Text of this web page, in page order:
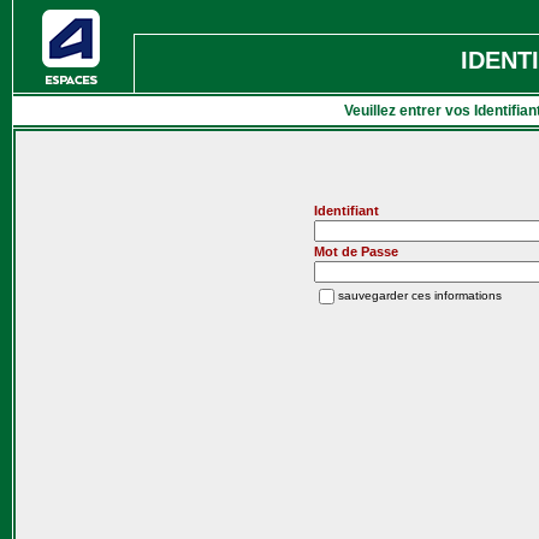
Veuillez entrer vos
Identifiant
Mot de Passe
sauvegarder ces informations